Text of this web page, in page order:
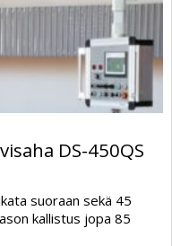
DS-450QS
suoraan sekä 45
kallistus jopa 85